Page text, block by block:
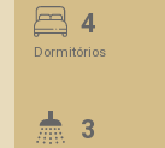
4
Dormitórios
3